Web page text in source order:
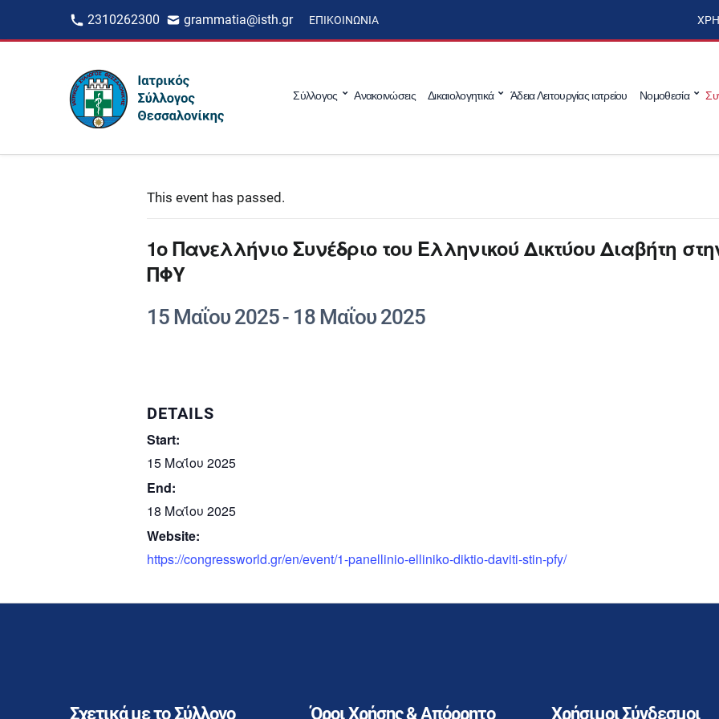
2310262300 grammatia@isth.gr ΕΠΙΚΟΙΝΩΝΊΑ
Σύλλογος Ανακοινώσεις Δικαιολογητικά Άδεια Λειτουργίας ιατρείου Νομοθεσία
This event has passed.
1ο Πανελλήνιο Συνέδριο του Ελληνικού Δικτύου Διαβήτη
ΠΦΥ
15 Μαΐου 2025- 18 Μαΐου 2025
DETAILS
Start:
15 Μαΐου 2025
End:
18 Μαΐου 2025
Website:
https://congressworld.gr/en/event/1-panellinio-elliniko-diktio-daviti-stin-pfy/
Σχετικά με το Σύλλογο Όροι Χρήσης & Απόρρητο Χρήσιμοι Σύνδεσμοι